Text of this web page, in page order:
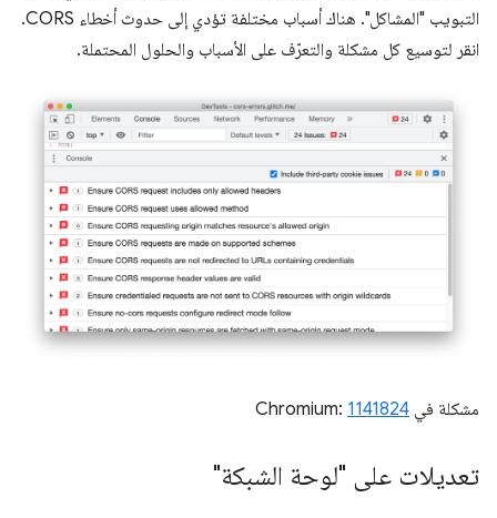
التبويب "المشاكل". هناك أسباب مختلفة تؤدي إلى حدوث أخطاء CORS.
انقر لتوسيع كل مشكلة والتعرّف على الأسباب والحلول المحتملة.
مشكلة في Chromium: 1141824
تعديلات على "لوحة الشبكة"